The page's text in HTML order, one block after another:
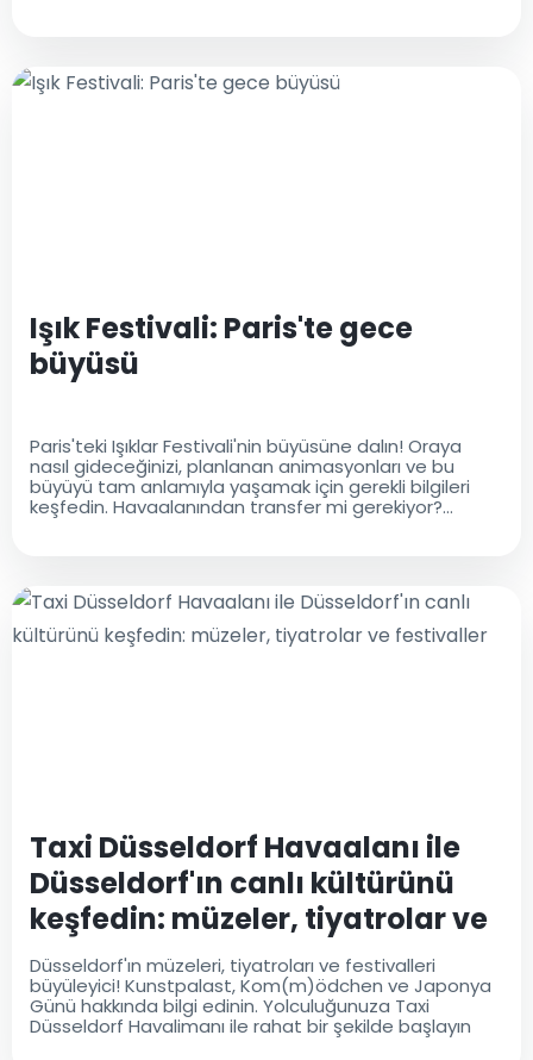
Işık Festivali: Paris'te gece
büyüsü
Paris'teki Işıklar Festivali'nin büyüsüne dalın! Oraya
nasıl gideceğinizi, planlanan animasyonları ve bu
büyüyü tam anlamıyla yaşamak için gerekli bilgileri
keşfedin. Havaalanından transfer mi gerekiyor?
Taxi Düsseldorf Havaalanı ile
Düsseldorf'ın canlı kültürünü
keşfedin: müzeler, tiyatrolar ve
festivaller
Düsseldorf'ın müzeleri, tiyatroları ve festivalleri
büyüleyici! Kunstpalast, Kom(m)ödchen ve Japonya
Günü hakkında bilgi edinin. Yolculuğunuza Taxi
Düsseldorf Havalimanı ile rahat bir şekilde başlayın